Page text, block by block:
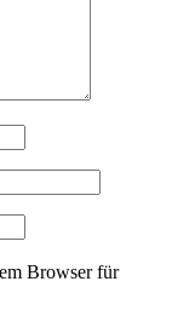
Browser für